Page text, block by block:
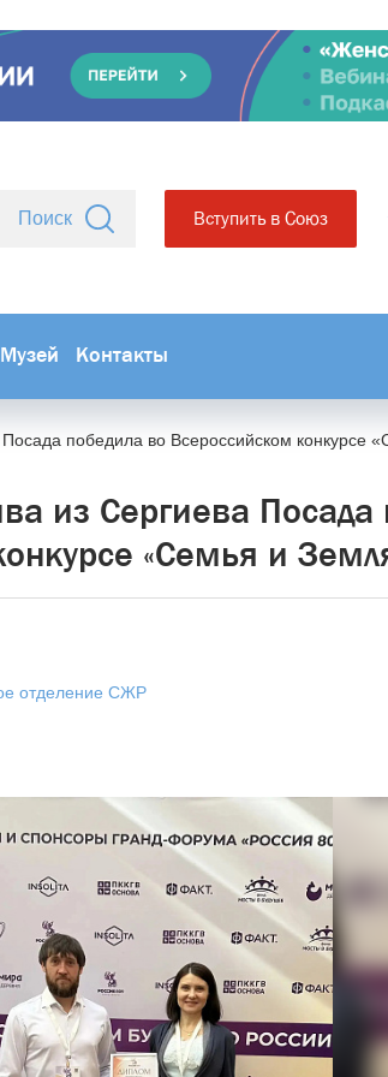
Вступить в Союз
Музей Контакты
победила во Всероссийском конкурсе
из Сергиева Посада
«Семья и
отделение СЖР